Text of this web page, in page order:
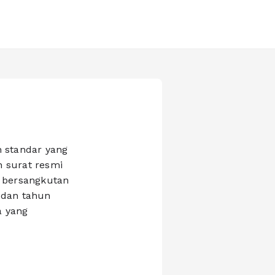
standar yang
surat resmi
tahun
yang